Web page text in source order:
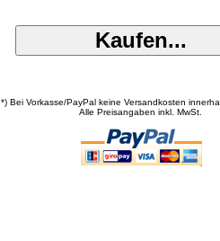
*) Bei Vorkasse/PayPal keine Versandkosten
Alle Preisangaben inkl. MwSt.